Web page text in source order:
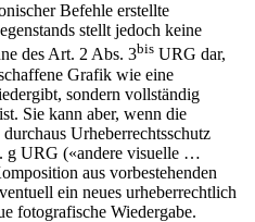
Befehle erstellte
stellt jedoch keine
des Art. 2 Abs. 3bis URG dar,
Grafik wie eine
sondern vollständig
Sie kann aber, wenn die
Urheberrechtsschutz
g URG («andere visuelle …
aus vorbestehenden
ein neues urheberrechtlich
fotografische Wiedergabe.